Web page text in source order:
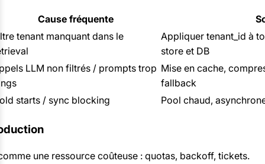
Cause fréquente
tenant manquant dans le
Appliquer tenant_id à
store et DB
LLM non filtrés / prompts trop Mise en cache,
fallback
starts / sync blocking
Pool chaud,
une ressource coûteuse : quotas, backoff, tickets.